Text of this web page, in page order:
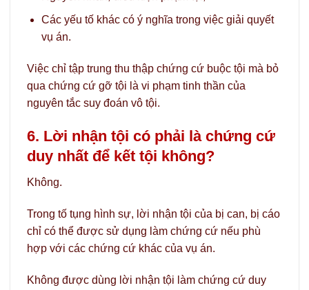
Các yếu tố khác có ý nghĩa trong việc giải quyết
vụ án.
Việc chỉ tập trung thu thập chứng cứ buộc tội mà bỏ
qua chứng cứ gỡ tội là vi phạm tinh thần của
nguyên tắc suy đoán vô tội.
6. Lời nhận tội có phải là chứng cứ
duy nhất để kết tội không?
Không.
Trong tố tụng hình sự, lời nhận tội của bị can, bị cáo
chỉ có thể được sử dụng làm chứng cứ nếu phù
hợp với các chứng cứ khác của vụ án.
Không được dùng lời nhận tội làm chứng cứ duy